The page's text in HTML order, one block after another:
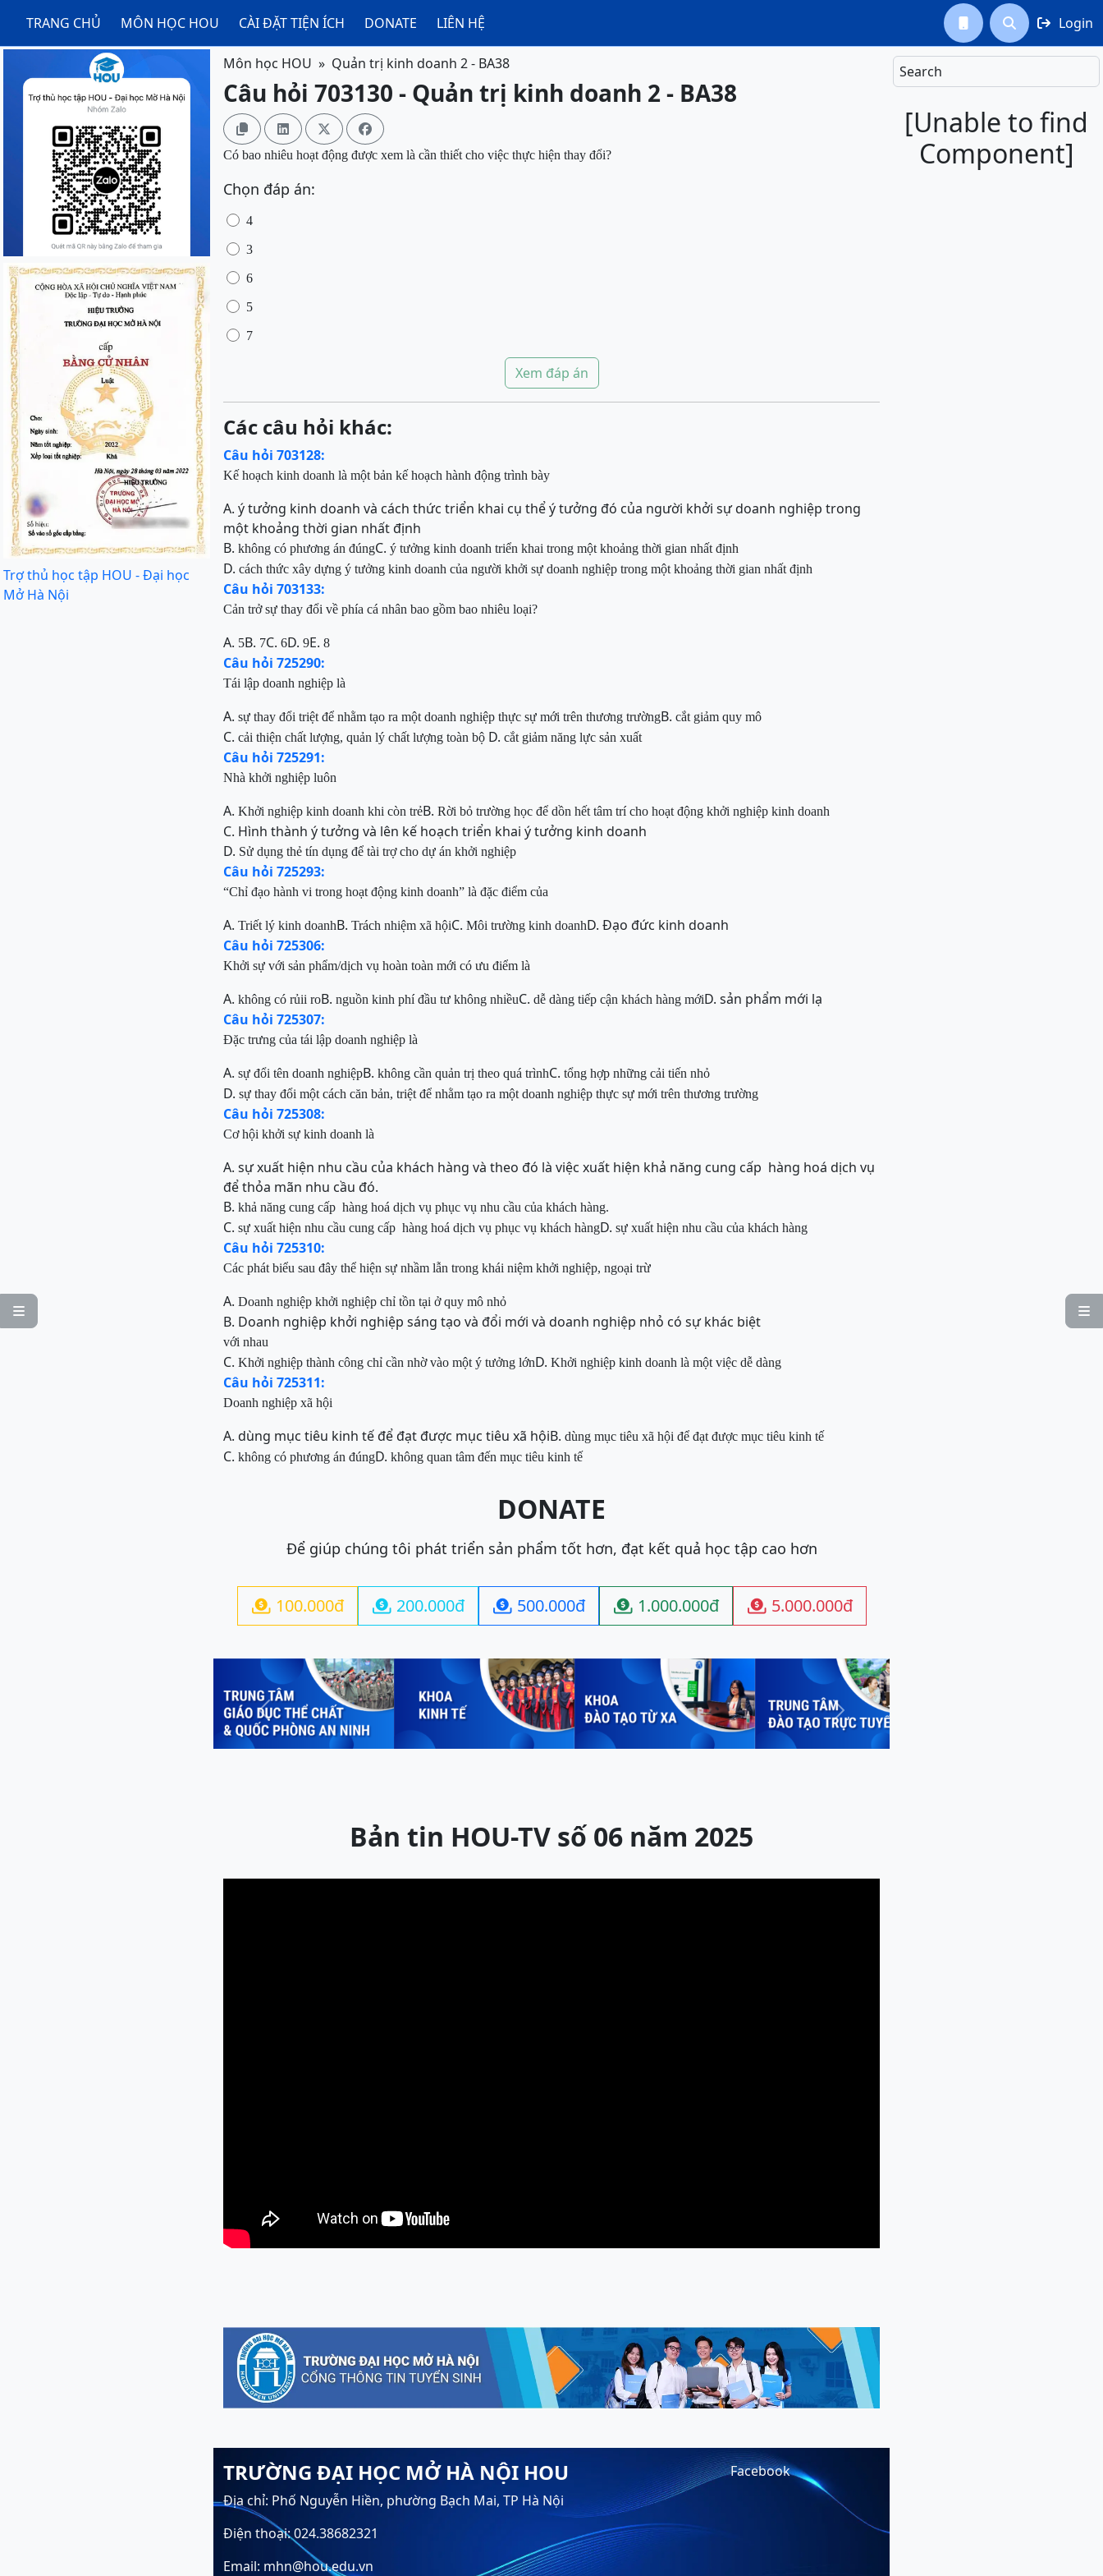
TRANG CHỦ MÔN HỌC HOU CÀI ĐẶT TIỆN ÍCH DONATE LIÊN HỆ   Login

Search
[Unable to find
Component]

Trợ thủ học tập HOU - Đại học
Mở Hà Nội
Môn học HOU Quản trị kinh doanh 2 - BA38
Câu hỏi 703130 - Quản trị kinh doanh 2 - BA38
   
Có bao nhiêu hoạt động được xem là cần thiết cho việc thực hiện thay đổi?
Chọn đáp án:
4
3
6
5
7
Xem đáp án
Các câu hỏi khác:
Câu hỏi 703128:
Kế hoạch kinh doanh là một bản kế hoạch hành động trình bày
A. ý tưởng kinh doanh và cách thức triển khai cụ thể ý tưởng đó của người khởi sự doanh nghiệp trong
một khoảng thời gian nhất định
B. không có phương án đúngC. ý tưởng kinh doanh triển khai trong một khoảng thời gian nhất định
D. cách thức xây dựng ý tưởng kinh doanh của người khởi sự doanh nghiệp trong một khoảng thời gian nhất định
Câu hỏi 703133:
Cản trở sự thay đổi về phía cá nhân bao gồm bao nhiêu loại?
A. 5B. 7C. 6D. 9E. 8
Câu hỏi 725290:
Tái lập doanh nghiệp là
A. sự thay đổi triệt để nhằm tạo ra một doanh nghiệp thực sự mới trên thương trườngB. cắt giảm quy mô
C. cải thiện chất lượng, quản lý chất lượng toàn bộ D. cắt giảm năng lực sản xuất
Câu hỏi 725291:
Nhà khởi nghiệp luôn
A. Khởi nghiệp kinh doanh khi còn trẻB. Rời bỏ trường học để dồn hết tâm trí cho hoạt động khởi nghiệp kinh doanh
C. Hình thành ý tưởng và lên kế hoạch triển khai ý tưởng kinh doanh
D. Sử dụng thẻ tín dụng để tài trợ cho dự án khởi nghiệp
Câu hỏi 725293:
“Chỉ đạo hành vi trong hoạt động kinh doanh” là đặc điểm của
A. Triết lý kinh doanhB. Trách nhiệm xã hộiC. Môi trường kinh doanhD. Đạo đức kinh doanh
Câu hỏi 725306:
Khởi sự với sản phẩm/dịch vụ hoàn toàn mới có ưu điểm là
A. không có rủii roB. nguồn kinh phí đầu tư không nhiềuC. dễ dàng tiếp cận khách hàng mớiD. sản phẩm mới lạ
Câu hỏi 725307:
Đặc trưng của tái lập doanh nghiệp là
A. sự đổi tên doanh nghiệpB. không cần quản trị theo quá trìnhC. tổng hợp những cải tiến nhỏ
D. sự thay đổi một cách căn bản, triệt để nhằm tạo ra một doanh nghiệp thực sự mới trên thương trường
Câu hỏi 725308:
Cơ hội khởi sự kinh doanh là
A. sự xuất hiện nhu cầu của khách hàng và theo đó là việc xuất hiện khả năng cung cấp hàng hoá dịch vụ
để thỏa mãn nhu cầu đó.
B. khả năng cung cấp hàng hoá dịch vụ phục vụ nhu cầu của khách hàng.
C. sự xuất hiện nhu cầu cung cấp hàng hoá dịch vụ phục vụ khách hàngD. sự xuất hiện nhu cầu của khách hàng
Câu hỏi 725310:
Các phát biểu sau đây thể hiện sự nhầm lẫn trong khái niệm khởi nghiệp, ngoại trừ
A. Doanh nghiệp khởi nghiệp chỉ tồn tại ở quy mô nhỏ
B. Doanh nghiệp khởi nghiệp sáng tạo và đổi mới và doanh nghiệp nhỏ có sự khác biệt
với nhau
C. Khởi nghiệp thành công chỉ cần nhờ vào một ý tưởng lớnD. Khởi nghiệp kinh doanh là một việc dễ dàng
Câu hỏi 725311:
Doanh nghiệp xã hội
A. dùng mục tiêu kinh tế để đạt được mục tiêu xã hộiB. dùng mục tiêu xã hội để đạt được mục tiêu kinh tế
C. không có phương án đúngD. không quan tâm đến mục tiêu kinh tế
DONATE
Để giúp chúng tôi phát triển sản phẩm tốt hơn, đạt kết quả học tập cao hơn
 100.000đ  200.000đ  500.000đ  1.000.000đ  5.000.000đ
Previous Next
Bản tin HOU-TV số 06 năm 2025
TRƯỜNG ĐẠI HỌC MỞ HÀ NỘI HOU
Địa chỉ: Phố Nguyễn Hiền, phường Bạch Mai, TP Hà Nội
Điện thoại: 024.38682321
Email: mhn@hou.edu.vn
Facebook